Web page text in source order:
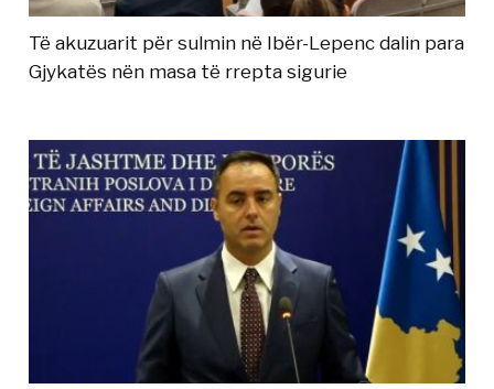
Të akuzuarit për sulmin në Ibër-Lepenc dalin para
Gjykatës nën masa të rrepta sigurie